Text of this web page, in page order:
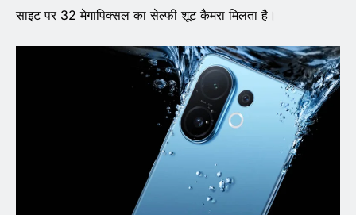
साइट पर 32 मेगापिक्सल का सेल्फी शूट कैमरा मिलता है।